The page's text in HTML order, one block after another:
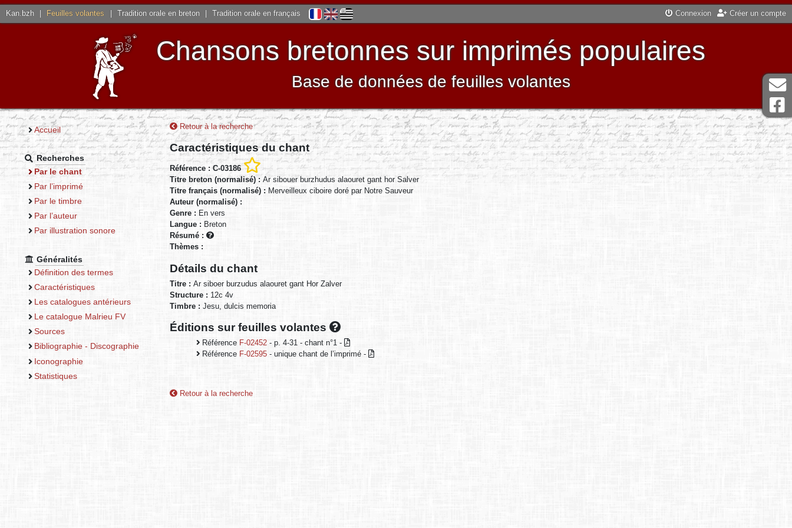
Kan.bzh Feuilles volantes Tradition orale en breton Tradition orale en français Connexion Créer un compte
Chansons bretonnes sur imprimés populaires
Base de données de feuilles volantes
Accueil
Recherches
Par le chant
Par l’imprimé
Par le timbre
Par l’auteur
Par illustration sonore
Généralités
Définition des termes
Caractéristiques
Les catalogues antérieurs
Le catalogue Malrieu FV
Sources
Bibliographie - Discographie
Iconographie
Statistiques
Retour à la recherche
Caractéristiques du chant
Référence : C-03186
Titre breton (normalisé) : Ar sibouer burzhudus alaouret gant hor Salver
Titre français (normalisé) : Merveilleux ciboire doré par Notre Sauveur
Auteur (normalisé) :
Genre : En vers
Langue : Breton
Résumé :
Thèmes :
Détails du chant
Titre : Ar siboer burzudus alaouret gant Hor Zalver
Structure : 12c 4v
Timbre : Jesu, dulcis memoria
Éditions sur feuilles volantes
Référence F-02452 - p. 4-31 - chant n°1 -
Référence F-02595 - unique chant de l’imprimé -
Retour à la recherche